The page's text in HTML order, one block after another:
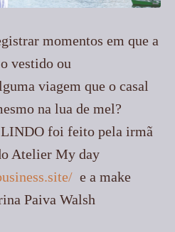
momentos em que a
vestido ou
viagem que o casal
na lua de mel?
foi feito pela irmã
Atelier My day
e a make
Paiva Walsh